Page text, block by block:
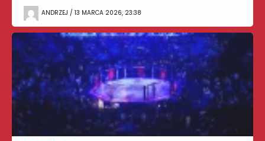
ANDRZEJ / 13 MARCA 2026, 23:38